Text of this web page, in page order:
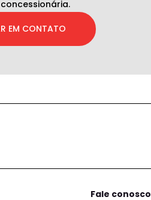
EM CONTATO
Fale conosco